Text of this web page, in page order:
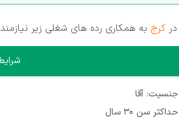
کرج به همکاری رده های شغلی زیر
جنسیت: آقا
حداکثر سن 30 سال